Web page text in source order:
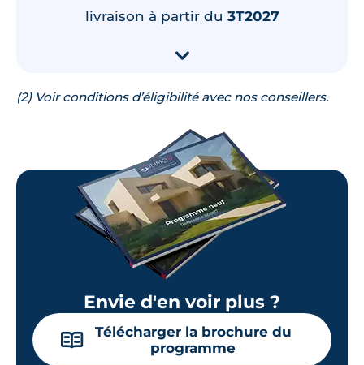
livraison à partir du 3T2027
▾
(2) Voir conditions d’éligibilité avec nos conseillers.
Envie d'en voir plus ?
📖
Télécharger la brochure du
programme